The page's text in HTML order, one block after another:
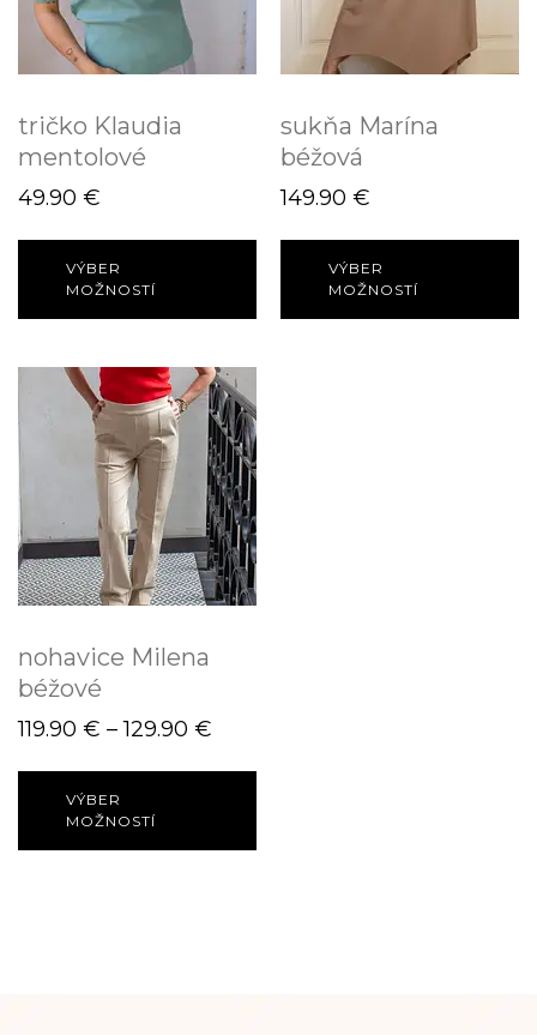
tričko Klaudia
mentolové
49.90 €
VÝBER
MOŽNOSTÍ
sukňa Marína
béžová
149.90 €
VÝBER
MOŽNOSTÍ
nohavice Milena
béžové
119.90 € – 129.90 €
VÝBER
MOŽNOSTÍ